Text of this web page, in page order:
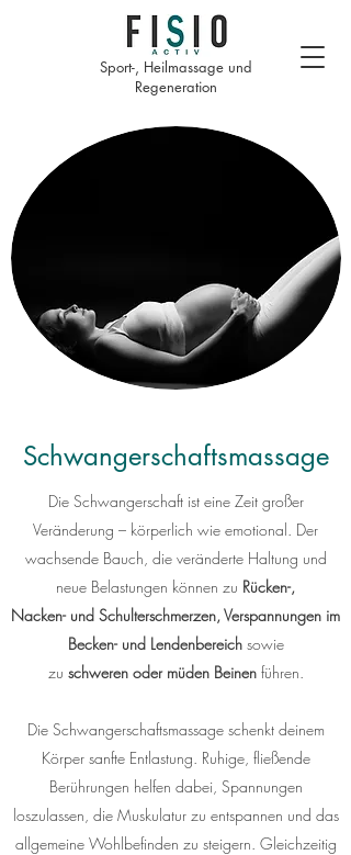
Sport-, Heilmassage und
Regeneration
Schwangerschaftsmassage
Die Schwangerschaft ist eine Zeit großer
Veränderung – körperlich wie emotional. Der
wachsende Bauch, die veränderte Haltung und
neue Belastungen können zu Rücken-,
Nacken- und Schulterschmerzen, Verspannungen im
Becken- und Lendenbereichsowie
zu schweren oder müden Beinenführen.
Die Schwangerschaftsmassage schenkt deinem
Körper sanfte Entlastung. Ruhige, fließende
Berührungen helfen dabei, Spannungen
loszulassen, die Muskulatur zu entspannen und das
allgemeine Wohlbefinden zu steigern. Gleichzeitig